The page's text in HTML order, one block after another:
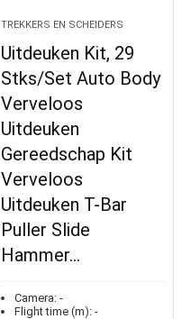
TREKKERS EN SCHEIDERS
Uitdeuken Kit, 29
Stks/Set Auto Body
Verveloos
Uitdeuken
Gereedschap Kit
Verveloos
Uitdeuken T-Bar
Puller Slide
Hammer…
Camera: -
Flight time (m): -